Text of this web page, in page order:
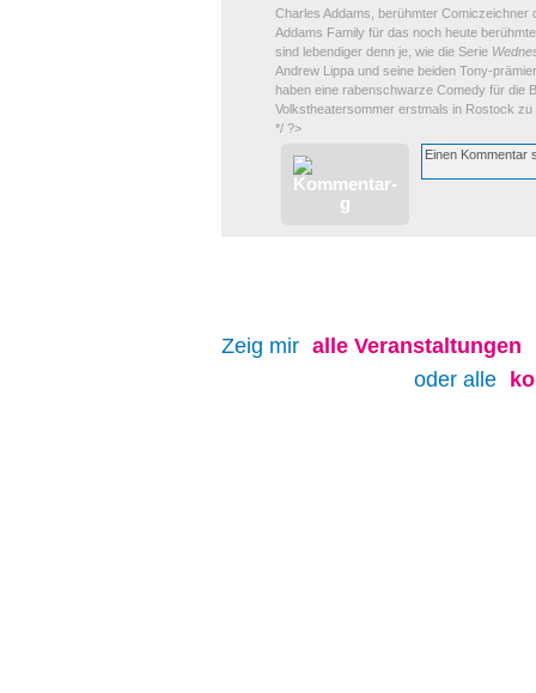
Charles Addams, berühmter
Addams Family für das noch heute
sind lebendiger denn je, wie die Serie
Andrew Lippa und seine beiden Tony-
haben eine rabenschwarze Comedy für die
Volkstheatersommer erstmals in Rostock zu
*/ ?>
Zeig mir alle Veranstaltungen
oder alle